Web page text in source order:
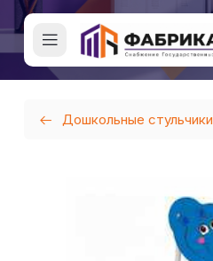
Дошкольные стульчики